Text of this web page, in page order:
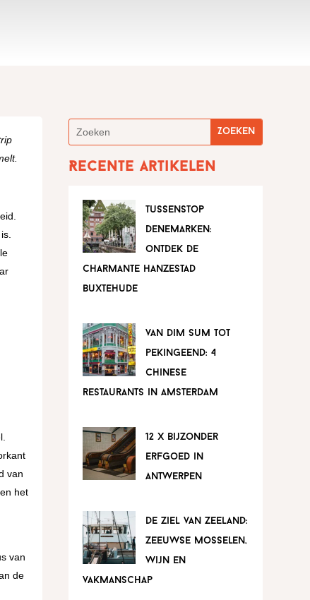
van
het
van
de
Recente artikelen
tussenstop
denemarken:
ontdek de
charmante hanzestad
buxtehude
van dim sum tot
pekingeend: 4
chinese
restaurants in amsterdam
12 x bijzonder
erfgoed in
antwerpen
de ziel van zeeland:
zeeuwse mosselen,
wijn en
vakmanschap